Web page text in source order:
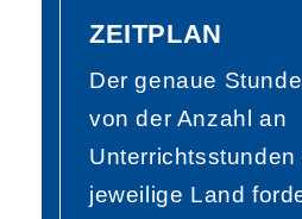
ZEITPLAN
Der genaue
von der Anzahl an
Unterrichtsstunden
jeweilige Land